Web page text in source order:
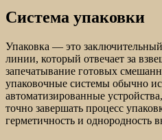
Система упаковки
Упаковка — это
линии, который отвечает за
запечатывание готовых
упаковочные системы обычно
автоматизированные
точно завершать процесс
герметичность и однородность